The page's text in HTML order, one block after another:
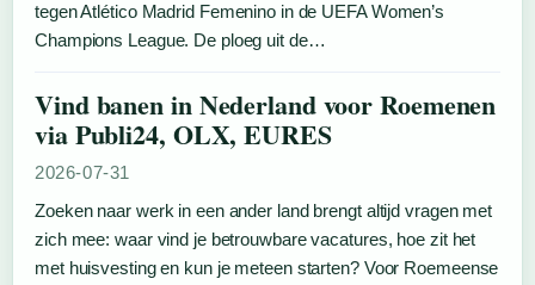
tegen Atlético Madrid Femenino in de UEFA Women’s
Champions League. De ploeg uit de…
Vind banen in Nederland voor Roemenen
via Publi24, OLX, EURES
2026-07-31
Zoeken naar werk in een ander land brengt altijd vragen met
zich mee: waar vind je betrouwbare vacatures, hoe zit het
met huisvesting en kun je meteen starten? Voor Roemeense